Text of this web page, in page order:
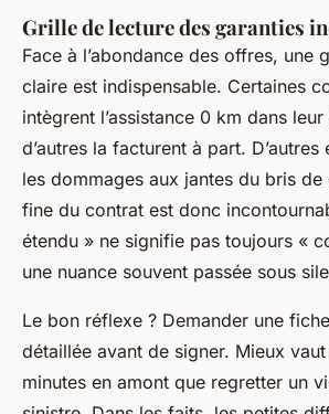
Grille de lecture des garanties
Face à l’abondance des offres, une
claire est indispensable. Certaines
intègrent l’assistance 0 km dans
d’autres la facturent à part.
les dommages aux jantes du bris
fine du contrat est donc
étendu » ne signifie pas toujours «
une nuance souvent passée sous
Le bon réflexe ? Demander une
détaillée avant de signer. Mieux
minutes en amont que regretter un